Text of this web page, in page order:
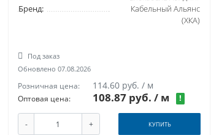
Бренд:
Кабельный Альянс
(ХКА)
Под заказ
Обновлено 07.08.2026
Розничная цена: 114.60 руб. / м
Оптовая цена: 108.87 руб. / м !
- + КУПИТЬ